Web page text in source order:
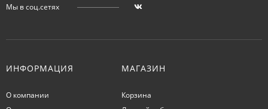
Мы в соц.сетях
ИНФОРМАЦИЯ
О компании
МАГАЗИН
Корзина